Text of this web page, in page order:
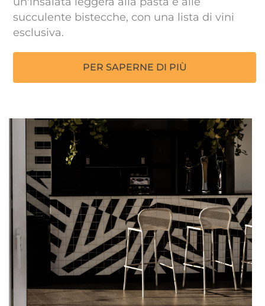
succulente bistecche, con una lista di vini
esclusiva.
PER SAPERNE DI PIÙ